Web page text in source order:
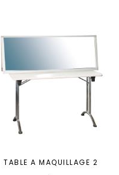
TABLE A MAQUILLAGE 2